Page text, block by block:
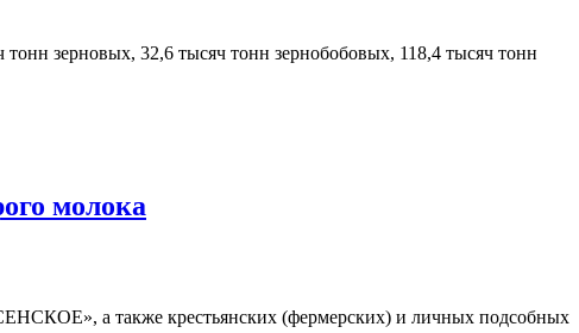
зерновых, 32,6 тысяч тонн зернобобовых, 118,4 тысяч тонн
молока
а также крестьянских (фермерских) и личных подсобных